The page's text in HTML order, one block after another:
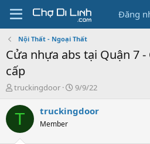
Đăng
Nội Thất - Ngoại Thất
Cửa nhựa abs tại Quận 7
cấp
T
r
e
a
truckingdoor
N
à
y
9/9/22
T truckingdoor
Member